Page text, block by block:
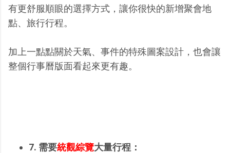
有更舒服順眼的選擇方式，讓你很快的新增聚會地
點、旅行行程。
加上一點點關於天氣、事件的特殊圖案設計，也會讓
整個行事曆版面看起來更有趣。
7. 需要統觀綜覽大量行程：